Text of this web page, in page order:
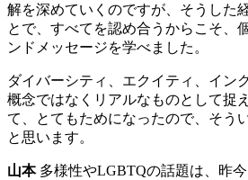
解を深めていくのですが、そうした
とで、すべてを認め合うからこそ、
ンドメッセージを学べました。
ダイバーシティ、エクイティ、イン
概念ではなくリアルなものとして捉
て、とてもためになったので、そう
と思います。
山本多様性やLGBTQの話題は、昨